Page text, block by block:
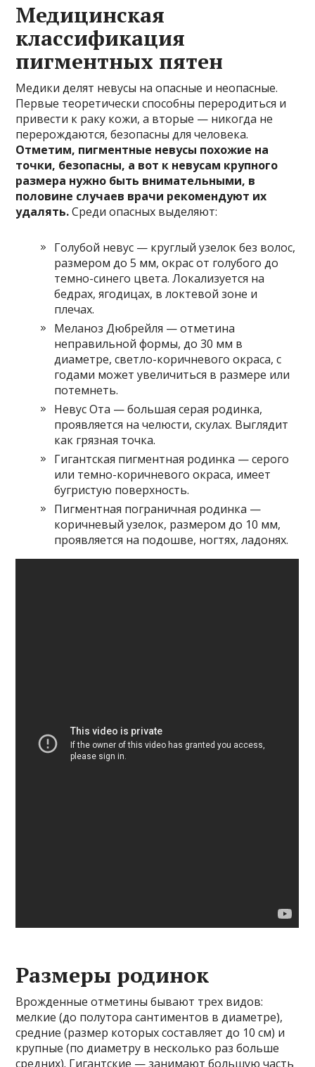
Медицинская
классификация
пигментных пятен
Медики делят невусы на опасные и неопасные.
Первые теоретически способны переродиться и
привести к раку кожи, а вторые — никогда не
перерождаются, безопасны для человека.
Отметим, пигментные невусы похожие на
точки, безопасны, а вот к невусам крупного
размера нужно быть внимательными, в
половине случаев врачи рекомендуют их
удалять.Среди опасных выделяют:
Голубой невус — круглый узелок без волос,
размером до 5 мм, окрас от голубого до
темно-синего цвета. Локализуется на
бедрах, ягодицах, в локтевой зоне и
плечах.
Меланоз Дюбрейля — отметина
неправильной формы, до 30 мм в
диаметре, светло-коричневого окраса, с
годами может увеличиться в размере или
потемнеть.
Невус Ота — большая серая родинка,
проявляется на челюсти, скулах. Выглядит
как грязная точка.
Гигантская пигментная родинка — серого
или темно-коричневого окраса, имеет
бугристую поверхность.
Пигментная пограничная родинка —
коричневый узелок, размером до 10 мм,
проявляется на подошве, ногтях, ладонях.
Размеры родинок
Врожденные отметины бывают трех видов:
мелкие (до полутора сантиментов в диаметре),
средние (размер которых составляет до 10 см) и
крупные (по диаметру в несколько раз больше
средних). Гигантские — занимают большую часть